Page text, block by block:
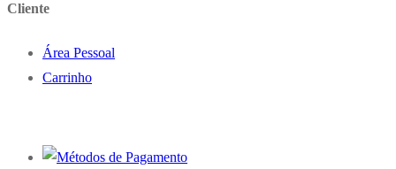
Cliente
Área Pessoal
Carrinho